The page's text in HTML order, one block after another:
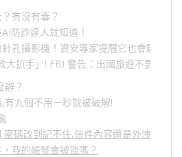
有沒有毒？
防詐達人就知道！
孔攝影機！資安專家提醒它也會駭人成
大扒手」 ! FBI 警告：出國旅遊不要做的
辦？
有九個不用一秒就被破解!
碼改到記不住,信件內容還是外洩？」,
我的帳號會被盜嗎？